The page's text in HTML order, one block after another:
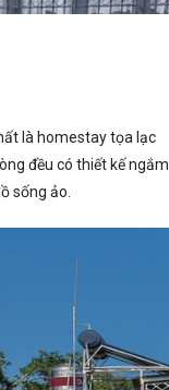
là homestay tọa lạc
đều có thiết kế ngắm
sống ảo.